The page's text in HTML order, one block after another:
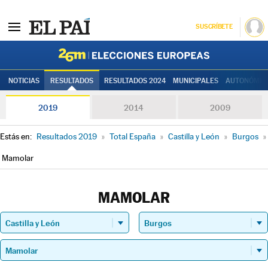
SUSCRÍBETE
NOTICIAS RESULTADOS RESULTADOS 2024 MUNICIPALES
2019 2014 2009
Estás en: Resultados 2019 » Total España » Castilla y León » Burgos »
Mamolar
MAMOLAR